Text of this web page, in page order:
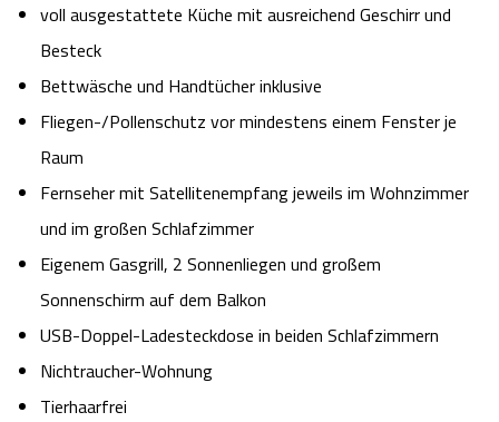
voll ausgestattete Küche mit ausreichend Geschirr und
Besteck
Bettwäsche und Handtücher inklusive
Fliegen-/Pollenschutz vor mindestens einem Fenster je
Raum
Fernseher mit Satellitenempfang jeweils im Wohnzimmer
und im großen Schlafzimmer
Eigenem Gasgrill, 2 Sonnenliegen und großem
Sonnenschirm auf dem Balkon
USB-Doppel-Ladesteckdose in beiden Schlafzimmern
Nichtraucher-Wohnung
Tierhaarfrei